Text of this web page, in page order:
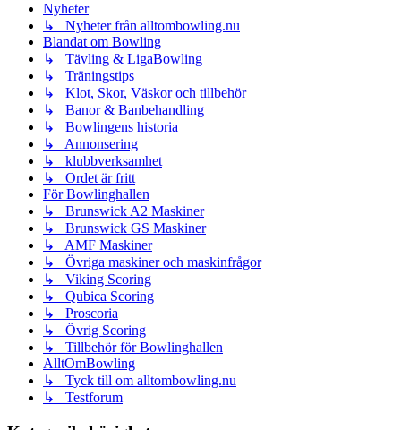
Nyheter
↳ Nyheter från alltombowling.nu
Blandat om Bowling
↳ Tävling & LigaBowling
↳ Träningstips
↳ Klot, Skor, Väskor och tillbehör
↳ Banor & Banbehandling
↳ Bowlingens historia
↳ Annonsering
↳ klubbverksamhet
↳ Ordet är fritt
För Bowlinghallen
↳ Brunswick A2 Maskiner
↳ Brunswick GS Maskiner
↳ AMF Maskiner
↳ Övriga maskiner och maskinfrågor
↳ Viking Scoring
↳ Qubica Scoring
↳ Proscoria
↳ Övrig Scoring
↳ Tillbehör för Bowlinghallen
AlltOmBowling
↳ Tyck till om alltombowling.nu
↳ Testforum